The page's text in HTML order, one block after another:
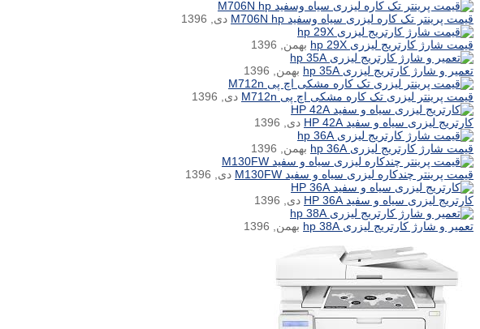
قیمت پرینتر تک کاره لیزری سیاه وسفید M706N hp
دی, 1396
قیمت شارژ کارتریج لیزری hp 29X
بهمن, 1396
تعمیر و شارژ کارتریج لیزری hp 35A
بهمن, 1396
قیمت پرینتر لیزری تک کاره مشکی اچ پی M712n
دی, 1396
کارتریج لیزری سیاه و سفید HP 42A
دی, 1396
قیمت شارژ کارتریج لیزری hp 36A
بهمن, 1396
قیمت پرینتر چندکاره لیزری سیاه و سفید M130FW
دی, 1396
کارتریج لیزری سیاه و سفید HP 36A
دی, 1396
تعمیر و شارژ کارتریج لیزری hp 38A
بهمن, 1396